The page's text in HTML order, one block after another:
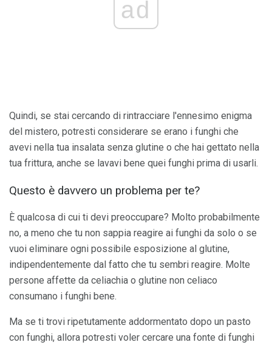
ad
Quindi, se stai cercando di rintracciare l'ennesimo enigma
del mistero, potresti considerare se erano i funghi che
avevi nella tua insalata senza glutine o che hai gettato nella
tua frittura, anche se lavavi bene quei funghi prima di usarli.
Questo è davvero un problema per te?
È qualcosa di cui ti devi preoccupare? Molto probabilmente
no, a meno che tu non sappia reagire ai funghi da solo o se
vuoi eliminare ogni possibile esposizione al glutine,
indipendentemente dal fatto che tu sembri reagire. Molte
persone affette da celiachia o glutine non celiaco
consumano i funghi bene.
Ma se ti trovi ripetutamente addormentato dopo un pasto
con funghi, allora potresti voler cercare una fonte di funghi